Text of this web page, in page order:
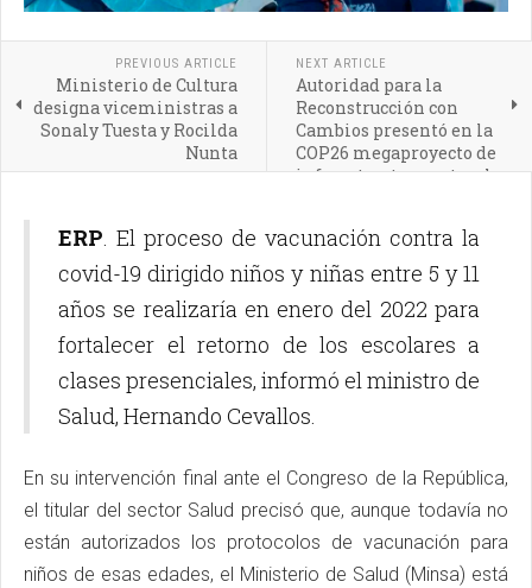
PREVIOUS ARTICLE
Ministerio de Cultura
designa viceministras a
Sonaly Tuesta y Rocilda
Nunta
NEXT ARTICLE
Autoridad para la
Reconstrucción con
Cambios presentó en la
COP26 megaproyecto de
infraestructura natural
ERP. El proceso de vacunación contra la
covid-19 dirigido niños y niñas entre 5 y 11
años se realizaría en enero del 2022 para
fortalecer el retorno de los escolares a
clases presenciales, informó el ministro de
Salud, Hernando Cevallos.
En su intervención final ante el Congreso de la República,
el titular del sector Salud precisó que, aunque todavía no
están autorizados los protocolos de vacunación para
niños de esas edades, el Ministerio de Salud (Minsa) está